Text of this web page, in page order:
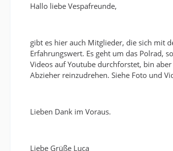
Hallo liebe Vespafreunde,
gibt es hier auch Mitglieder, die sich mit
Erfahrungswert. Es geht um das Polrad,
Videos auf Youtube durchforstet, bin
Abzieher reinzudrehen. Siehe Foto und
Lieben Dank im Voraus.
Liebe Grüße Luca